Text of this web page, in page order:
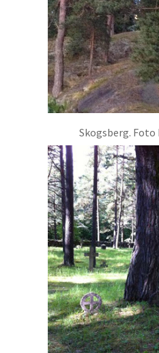
Skogsberg. Foto